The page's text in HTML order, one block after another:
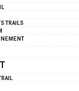
TRAILS